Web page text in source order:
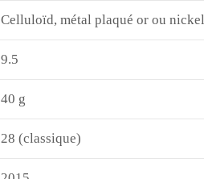
Celluloïd, métal plaqué or ou nickel
9.5
40 g
28 (classique)